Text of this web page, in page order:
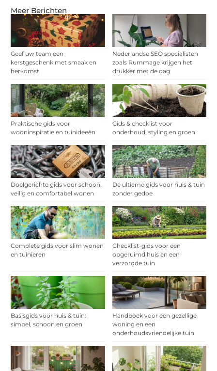
Meer Berichten
Geef uw team een
kerstgeschenk met smaak en
herkomst
Nederlandse SEO specialisten
zoals Rummage krijgen het
drukker met de dag
Praktische gids voor
wooninspiratie en tuinideeën
Gids & checklist voor
onderhoud, styling en groen
Doelgerichte gids voor schoon,
veilig en comfortabel wonen
De ultieme gids voor huis & tuin
zonder gedoe
Complete gids voor slim wonen
en tuinieren
Checklist-gids voor een
opgeruimd huis en een
verzorgde tuin
Basisgids voor huis & tuin:
simpel, schoon en groen
Handboek voor een gezellige
woning en een
onderhoudsvriendelijke tuin